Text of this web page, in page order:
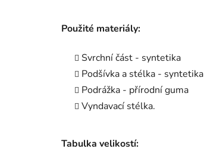
Použité materiály:
Svrchní část - syntetika
Podšívka a stélka - syntetika
Podrážka - přírodní guma
Vyndavací stélka.
Tabulka velikostí: